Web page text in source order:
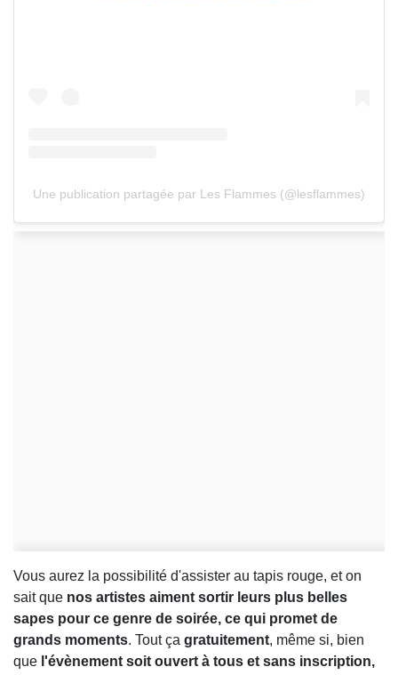
Une publication partagée par Les Flammes (@lesflammes)
Vous aurez la possibilité d'assister au tapis rouge, et on
sait que nos artistes aiment sortir leurs plus belles
sapes pour ce genre de soirée, ce qui promet de
grands moments. Tout ça gratuitement, même si, bien
que l'évènement soit ouvert à tous et sans inscription,